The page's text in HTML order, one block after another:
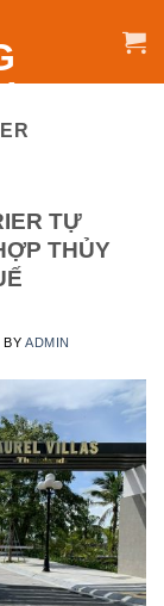
TỰ
THỦY
BY ADMIN